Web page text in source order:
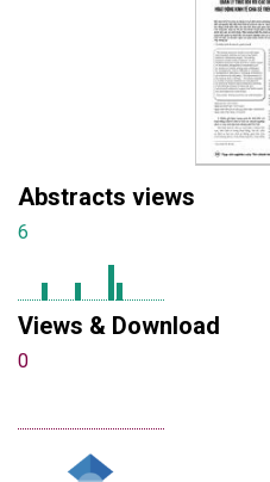
Abstracts views
6
Views & Download
0